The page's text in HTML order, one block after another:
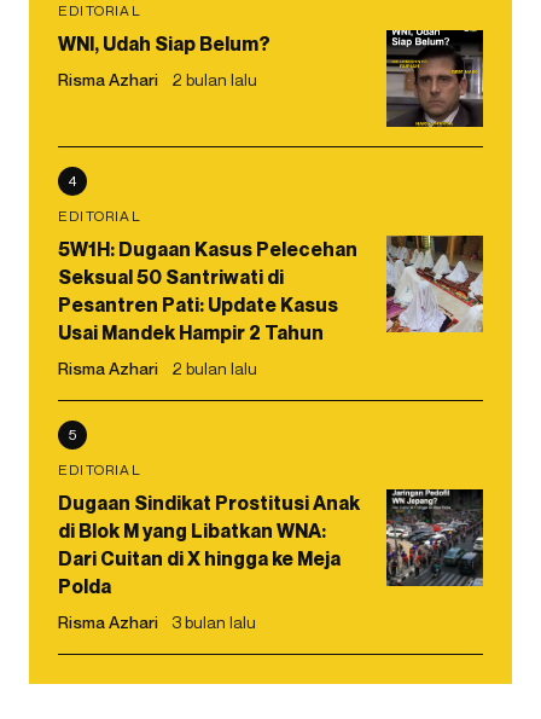
EDITORIAL
WNI, Udah Siap Belum?
Risma Azhari 2 bulan lalu
4
EDITORIAL
5W1H: Dugaan Kasus Pelecehan
Seksual 50 Santriwati di
Pesantren Pati: Update Kasus
Usai Mandek Hampir 2 Tahun
Risma Azhari 2 bulan lalu
5
EDITORIAL
Dugaan Sindikat Prostitusi Anak
di Blok M yang Libatkan WNA:
Dari Cuitan di X hingga ke Meja
Polda
Risma Azhari 3 bulan lalu